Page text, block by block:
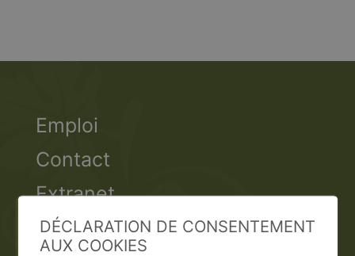
Emploi
Contact
Extranet
Valais Excellence
DÉCLARATION DE CONSENTEMENT
AUX COOKIES